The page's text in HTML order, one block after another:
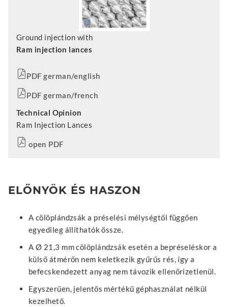
Ground injection with
Ram injection lances
PDF german/english
PDF german/french
Technical Opinion
Ram Injection Lances
open PDF
ELŐNYÖK ÉS HASZON
A cölöplándzsák a préselési mélységtől függően
egyedileg állíthatók össze.
A Ø 21,3 mm cölöplándzsák esetén a bepréseléskor a
külső átmérőn nem keletkezik gyűrűs rés, így a
befecskendezett anyag nem távozik ellenőrizetlenül.
Egyszerűen, jelentős mértékű géphasználat nélkül
kezelhető.